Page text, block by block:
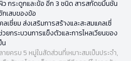
กระดูกและข้อ อีก 3 ชนิด สารสกัดขมิ้นชัน
เสบของข้อ
เซี่ยม ส่งเสริมการสร้างและสะสมแคลเซี่
ยกระบวนการแข็งตัวและการไหลเวียนของ
น
ยครบ 5 หมู่ในสัดส่วนที่เหมาะสมเป็นประจำ,